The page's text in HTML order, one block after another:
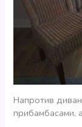
Напротив
прибамбасами,